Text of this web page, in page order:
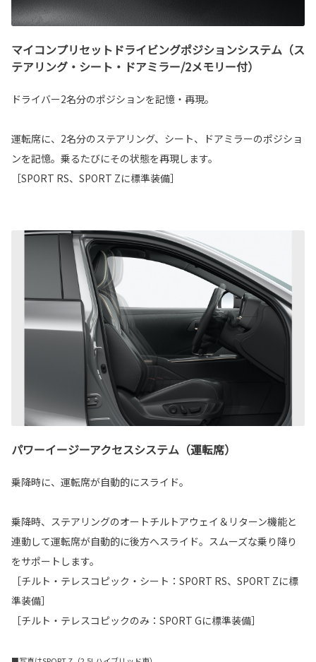
マイコンプリセットドライビングポジションシステム（ス
テアリング・シート・ドアミラー/2メモリー付）
ドライバー2名分のポジションを記憶・再現。
運転席に、2名分のステアリング、シート、ドアミラーのポジショ
ンを記憶。乗るたびにその状態を再現します。
［SPORT RS、SPORT Zに標準装備］
パワーイージーアクセスシステム（運転席）
乗降時に、運転席が自動的にスライド。
乗降時、ステアリングのオートチルトアウェイ＆リターン機能と
連動して運転席が自動的に後方へスライド。スムーズな乗り降り
をサポートします。
［チルト・テレスコピック・シート：SPORT RS、SPORT Zに標
準装備］
［チルト・テレスコピックのみ：SPORT Gに標準装備］